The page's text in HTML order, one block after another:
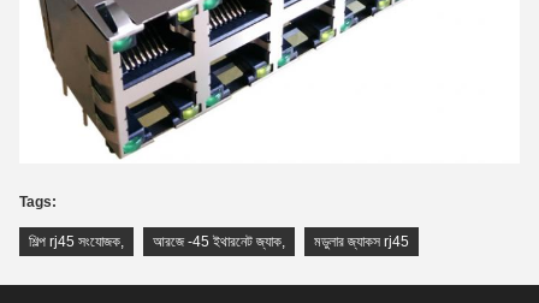
Tags:
শিল্প rj45 সংযোজক, আরজে -45 ইথারনেট জ্যাক, মডুলার জ্যাকস rj45